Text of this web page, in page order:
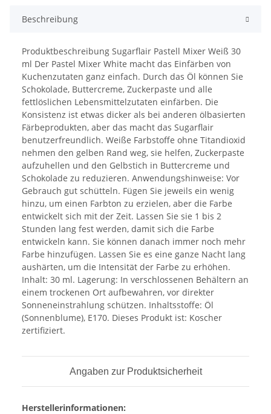
Beschreibung
Produktbeschreibung Sugarflair Pastell Mixer Weiß 30
ml Der Pastel Mixer White macht das Einfärben von
Kuchenzutaten ganz einfach. Durch das Öl können Sie
Schokolade, Buttercreme, Zuckerpaste und alle
fettlöslichen Lebensmittelzutaten einfärben. Die
Konsistenz ist etwas dicker als bei anderen ölbasierten
Färbeprodukten, aber das macht das Sugarflair
benutzerfreundlich. Weiße Farbstoffe ohne Titandioxid
nehmen den gelben Rand weg, sie helfen, Zuckerpaste
aufzuhellen und den Gelbstich in Buttercreme und
Schokolade zu reduzieren. Anwendungshinweise: Vor
Gebrauch gut schütteln. Fügen Sie jeweils ein wenig
hinzu, um einen Farbton zu erzielen, aber die Farbe
entwickelt sich mit der Zeit. Lassen Sie sie 1 bis 2
Stunden lang fest werden, damit sich die Farbe
entwickeln kann. Sie können danach immer noch mehr
Farbe hinzufügen. Lassen Sie es eine ganze Nacht lang
aushärten, um die Intensität der Farbe zu erhöhen.
Inhalt: 30 ml. Lagerung: In verschlossenen Behältern an
einem trockenen Ort aufbewahren, vor direkter
Sonneneinstrahlung schützen. Inhaltsstoffe: Öl
(Sonnenblume), E170. Dieses Produkt ist: Koscher
zertifiziert.
Angaben zur Produktsicherheit
Herstellerinformationen: